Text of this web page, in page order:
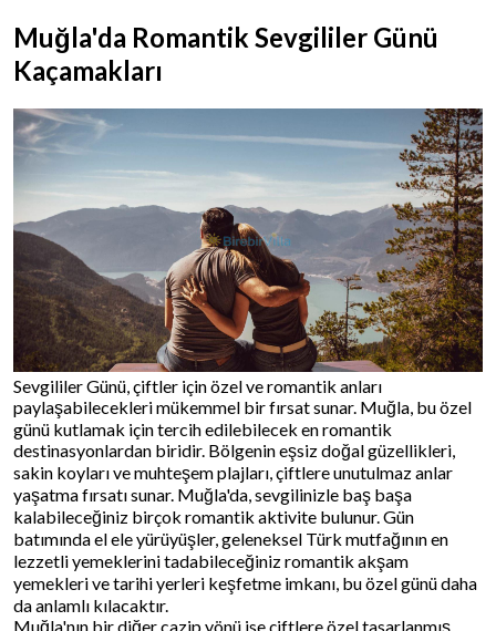
Muğla'da Romantik Sevgililer Günü
Kaçamakları
Sevgililer Günü, çiftler için özel ve romantik anları
paylaşabilecekleri mükemmel bir fırsat sunar. Muğla, bu özel
günü kutlamak için tercih edilebilecek en romantik
destinasyonlardan biridir. Bölgenin eşsiz doğal güzellikleri,
sakin koyları ve muhteşem plajları, çiftlere unutulmaz anlar
yaşatma fırsatı sunar. Muğla'da, sevgilinizle baş başa
kalabileceğiniz birçok romantik aktivite bulunur. Gün
batımında el ele yürüyüşler, geleneksel Türk mutfağının en
lezzetli yemeklerini tadabileceğiniz romantik akşam
yemekleri ve tarihi yerleri keşfetme imkanı, bu özel günü daha
da anlamlı kılacaktır.
Muğla'nın bir diğer cazip yönü ise çiftlere özel tasarlanmış